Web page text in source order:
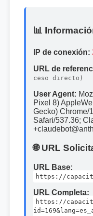
📊
IP de conexión:
URL de
ceso directo)
User Agent:
Pixel 8)
Gecko) Chrome/
Safari/537.36;
🌐 URL
URL Base:
https://
URL Completa:
https://